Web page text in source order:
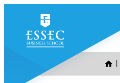
contenu